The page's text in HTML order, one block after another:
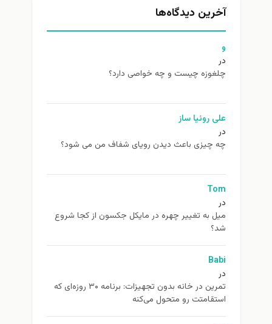
آخرین دیدگاه‌ها
و
در
چلغوزه چیست و چه خواصی دارد؟
علی روئیا ساز
در
چه چیزی باعث دیدن رویای شفاف من می شود؟
Tom
در
ميل به تغيير چهره در مایکل جکسون از كجا شروع
شد؟
Babi
در
تمرین در خانه بدون تجهیزات: برنامه ۳۰ روزه‌ای که
استقامتت رو متحول می‌کنه